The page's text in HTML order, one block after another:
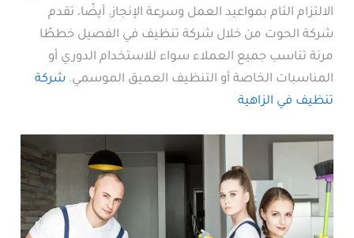
الالتزام التام بمواعيد العمل وسرعة الإنجاز. أيضًا، تقدم
شركة الحوت من خلال شركة تنظيف في الفصيل خططًا
مرنة تناسب جميع العملاء سواء للاستخدام الدوري أو
المناسبات الخاصة أو التنظيف العميق الموسمي. شركة
تنظيف في الزاهية